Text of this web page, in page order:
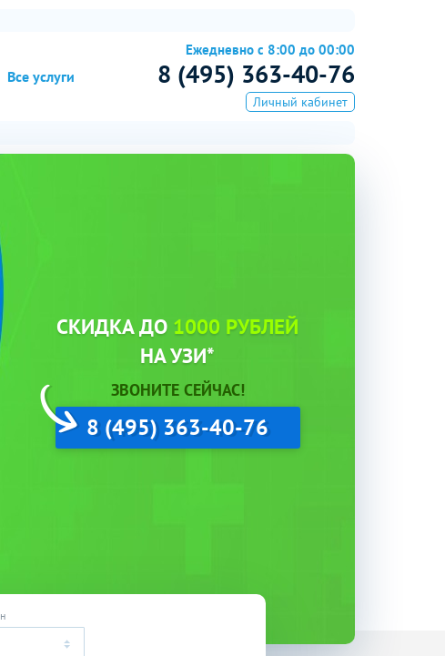
Все услуги
Ежедневно с 8:00 до 00:00
8 (495) 363-40-76
Личный кабинет
СКИДКА ДО 1000 РУБЛЕЙ
НА УЗИ*
ЗВОНИТЕ СЕЙЧАС!
8 (495) 363-40-76